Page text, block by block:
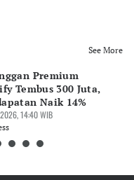
See More
Premium
Tembus 300 Juta,
Naik 14%
14:40 WIB